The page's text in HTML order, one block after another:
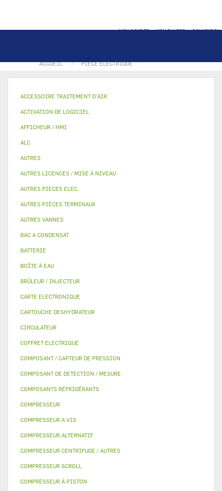
MON COMPTE MON PANIER CONNEXION
ACCUEIL PIECE ELECTRIQUE
ACCESSOIRE TRAITEMENT D’AIR
ACTIVATION DE LOGICIEL
AFFICHEUR / HMI
ALC
AUTRES
AUTRES LICENCES / MISE À NIVEAU
AUTRES PIECES ELEC.
AUTRES PIÈCES TERMINAUX
AUTRES VANNES
BAC A CONDENSAT
BATTERIE
BOÎTE À EAU
BRÛLEUR / INJECTEUR
CARTE ELECTRONIQUE
CARTOUCHE DESHYDRATEUR
CIRCULATEUR
COFFRET ELECTRIQUE
COMPOSANT / CAPTEUR DE PRESSION
COMPOSANT DE DETECTION / MESURE
COMPOSANTS RÉFRIGÉRANTS
COMPRESSEUR
COMPRESSEUR A VIS
COMPRESSEUR ALTERNATIF
COMPRESSEUR CENTRIFUGE / AUTRES
COMPRESSEUR SCROLL
COMPRESSEUR À PISTON